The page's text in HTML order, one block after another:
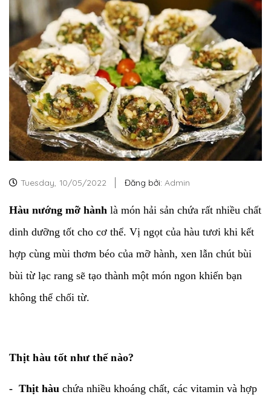
Tuesday, 10/05/2022 Đăng bởi: Admin
Hàu nướng mỡ hành là món hải sản chứa rất nhiều chất
dinh dưỡng tốt cho cơ thể. Vị ngọt của hàu tươi khi kết
hợp cùng mùi thơm béo của mỡ hành, xen lẫn chút bùi
bùi từ lạc rang sẽ tạo thành một món ngon khiến bạn
không thể chối từ.
Thịt hàu tốt như thế nào?
- Thịt hàu chứa nhiều khoáng chất, các vitamin và hợp